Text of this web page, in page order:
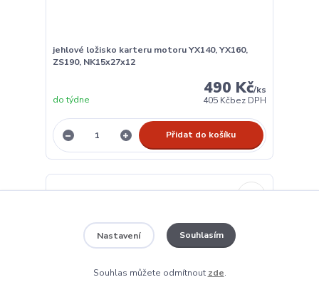
jehlové ložisko karteru motoru YX140, YX160,
ZS190, NK15x27x12
490 Kč/ks
405 Kčbez DPH
do týdne
Přidat do košíku
Nastavení Souhlasím
Souhlas můžete odmítnout zde.